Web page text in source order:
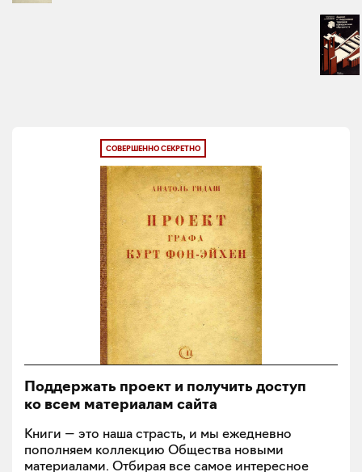
СОВЕРШЕННО СЕКРЕТНО
Поддержать проект и получить доступ
ко всем материалам сайта
Книги — это наша страсть, и мы ежедневно
пополняем коллекцию Общества новыми
материалами. Отбирая все самое интересное